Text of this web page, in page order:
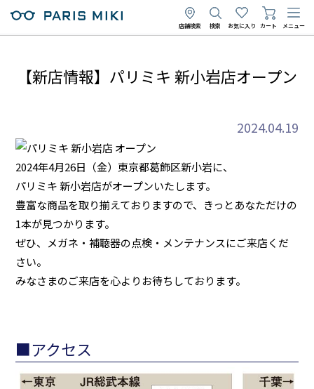
店舗検索 検索 お気に入り カート メニュー
【新店情報】パリミキ 新小岩店オープン
2024.04.19
2024年4月26日（金）東京都葛飾区新小岩に、
パリミキ 新小岩店がオープンいたします。
豊富な商品を取り揃えておりますので、きっとあなただけの
1本が見つかります。
ぜひ、メガネ・補聴器の点検・メンテナンスにご来店くだ
さい。
みなさまのご来店を心よりお待ちしております。
■アクセス